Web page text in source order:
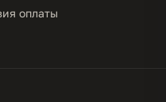
оплаты